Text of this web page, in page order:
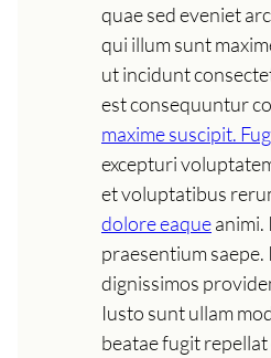
quae sed eveniet
qui illum sunt
ut incidunt
est consequuntur
maxime suscipit.
excepturi
et voluptatibus
dolore eaqueanimi.
praesentium saepe.
dignissimos
Iusto sunt ullam
beatae fugit repellat